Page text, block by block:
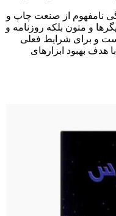
نامفهوم از صنعت چاپ و
و متون بلکه روزنامه و
و برای شرایط فعلی
هدف بهبود ابزارهای